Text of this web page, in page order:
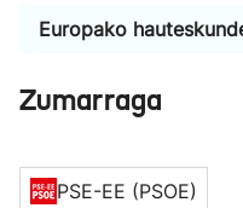
Europako
Zumarraga
PSE-EE (PSOE)